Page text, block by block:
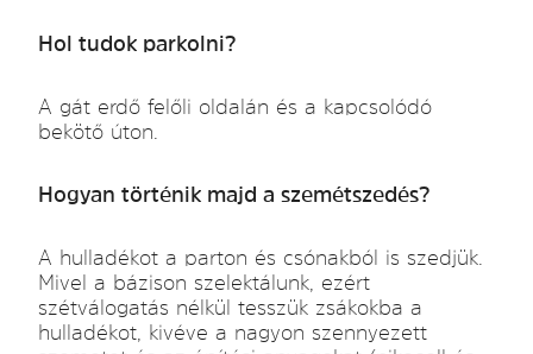
Hol tudok parkolni?
A gát erdő felőli oldalán és a kapcsolódó
bekötő úton.
Hogyan történik majd a szemétszedés?
A hulladékot a parton és csónakból is szedjük.
Mivel a bázison szelektálunk, ezért
szétválogatás nélkül tesszük zsákokba a
hulladékot, kivéve a nagyon szennyezett